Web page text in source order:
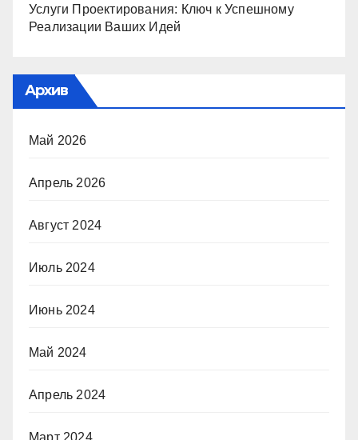
Услуги Проектирования: Ключ к Успешному
Реализации Ваших Идей
Архив
Май 2026
Апрель 2026
Август 2024
Июль 2024
Июнь 2024
Май 2024
Апрель 2024
Март 2024